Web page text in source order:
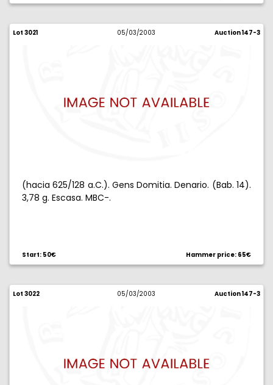
Lot 3021 05/03/2003 Auction 147-3
(hacia 625/128 a.C.). Gens Domitia. Denario. (Bab. 14).
3,78 g. Escasa. MBC-.
Start: 50€ Hammer price: 65€
Lot 3022 05/03/2003 Auction 147-3